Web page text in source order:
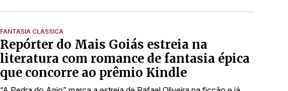
FANTASIA CLÁSSICA
Repórter do Mais Goiás estreia na
literatura com romance de fantasia épica
que concorre ao prêmio Kindle